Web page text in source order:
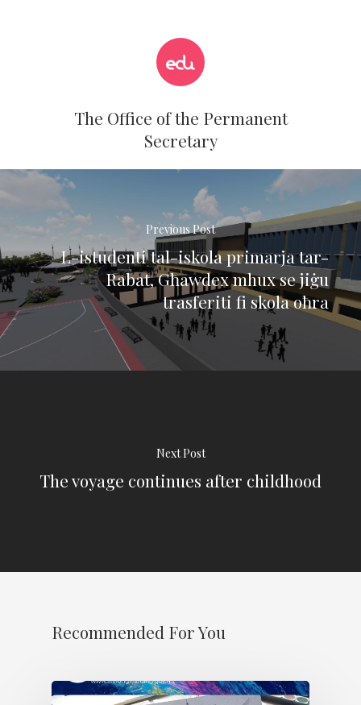
The Office of the Permanent
Secretary
Previous Post
L-istudenti tal-iskola primarja tar-
Rabat, Għawdex mhux se jiġu
trasferiti fi skola oħra
Next Post
The voyage continues after childhood
Recommended For You